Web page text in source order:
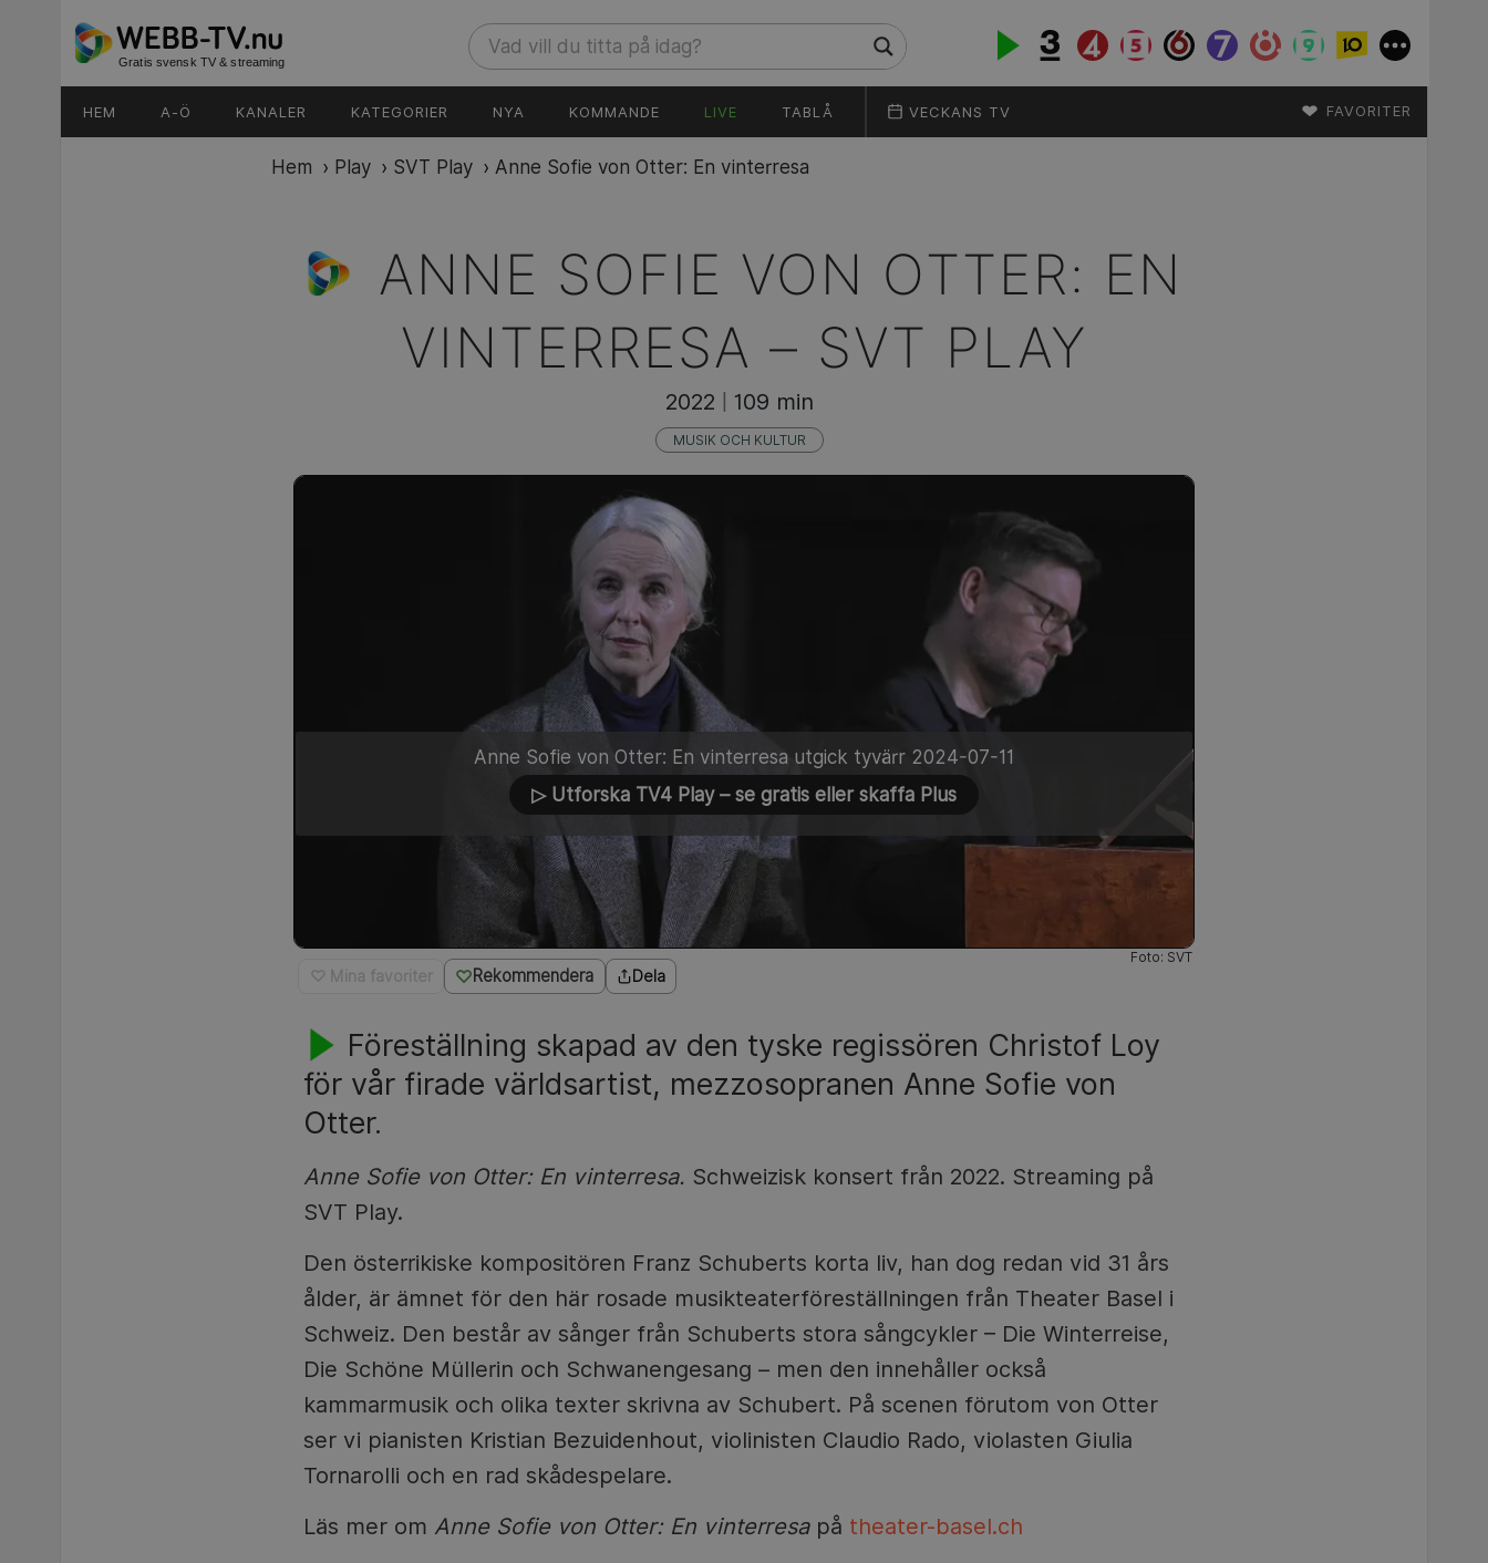
Gratis svensk TV & streaming
HEM A-Ö KANALER KATEGORIER NYA KOMMANDE LIVE TABLÅ VECKANS TV ♥ FAVORITER
Hem › Play › SVT Play › Anne Sofie von Otter: En vinterresa
ANNE SOFIE VON OTTER: EN
VINTERRESA – SVT PLAY
♡ Mina favoriter Rekommendera Dela
Föreställning skapad av den tyske regissören Christof Loy
för vår firade världsartist, mezzosopranen Anne Sofie von
Otter.
Anne Sofie von Otter: En vinterresa. Schweizisk konsert från 2022. Streaming på
SVT Play.
Den österrikiske kompositören Franz Schuberts korta liv, han dog redan vid 31 års
ålder, är ämnet för den här rosade musikteaterföreställningen från Theater Basel i
Schweiz. Den består av sånger från Schuberts stora sångcykler – Die Winterreise,
Die Schöne Müllerin och Schwanengesang – men den innehåller också
kammarmusik och olika texter skrivna av Schubert. På scenen förutom von Otter
ser vi pianisten Kristian Bezuidenhout, violinisten Claudio Rado, violasten Giulia
Tornarolli och en rad skådespelare.
Läs mer om Anne Sofie von Otter: En vinterresapå theater-basel.ch
Foto: SVT
Anne Sofie von Otter: En vinterresa utgick tyvärr 2024-07-11
▷ Utforska TV4 Play – se gratis eller skaffa Plus
2022 109 min
MUSIK OCH KULTUR